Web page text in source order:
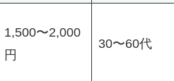
1,500〜2,000
円
30〜60代